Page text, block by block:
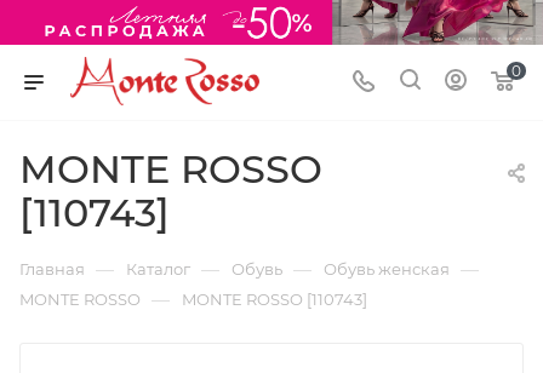
0
MONTE ROSSO
[110743]
Главная — Каталог — Обувь — Обувь женская —
MONTE ROSSO — MONTE ROSSO [110743]